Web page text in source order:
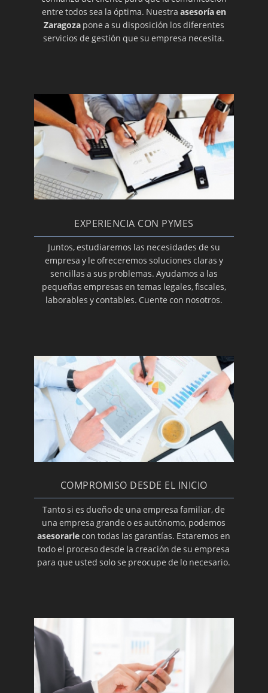
entre todos sea la óptima. Nuestra asesoría en
Zaragoza pone a su disposición los diferentes
servicios de gestión que su empresa necesita.
EXPERIENCIA CON PYMES
Juntos, estudiaremos las necesidades de su
empresa y le ofreceremos soluciones claras y
sencillas a sus problemas. Ayudamos a las
pequeñas empresas en temas legales, fiscales,
laborables y contables. Cuente con nosotros.
COMPROMISO DESDE EL INICIO
Tanto si es dueño de una empresa familiar, de
una empresa grande o es autónomo, podemos
asesorarlecon todas las garantías. Estaremos en
todo el proceso desde la creación de su empresa
para que usted solo se preocupe de lo necesario.